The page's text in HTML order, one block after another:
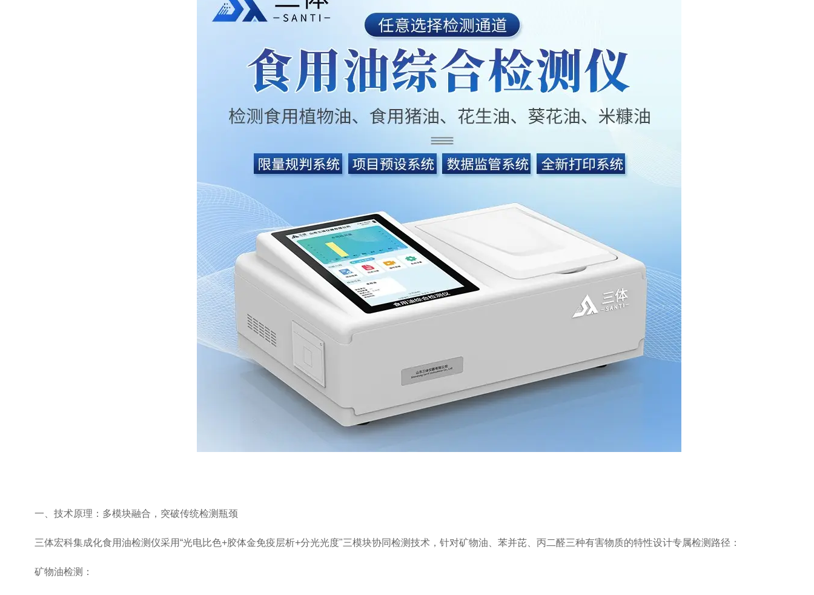
一、技术原理：多模块融合，突破传统检测瓶颈
三体宏科集成化食用油检测仪采用“光电比色+胶体金免疫层析+分光光度"三模块协同检测技术，针对矿物油、苯并芘、丙二醛三种有害物质的特性设计专属检测路径：
矿物油检测：